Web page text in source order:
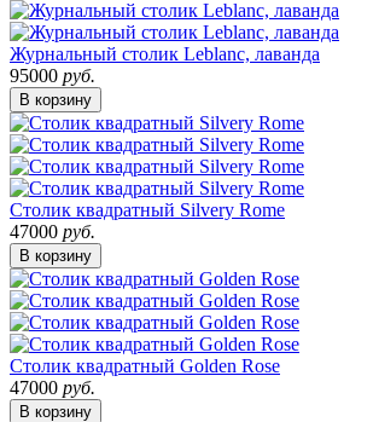
Журнальный столик Leblanc, лаванда
95000 руб.
В корзину
Столик квадратный Silvery Rome
47000 руб.
В корзину
Столик квадратный Golden Rose
47000 руб.
В корзину